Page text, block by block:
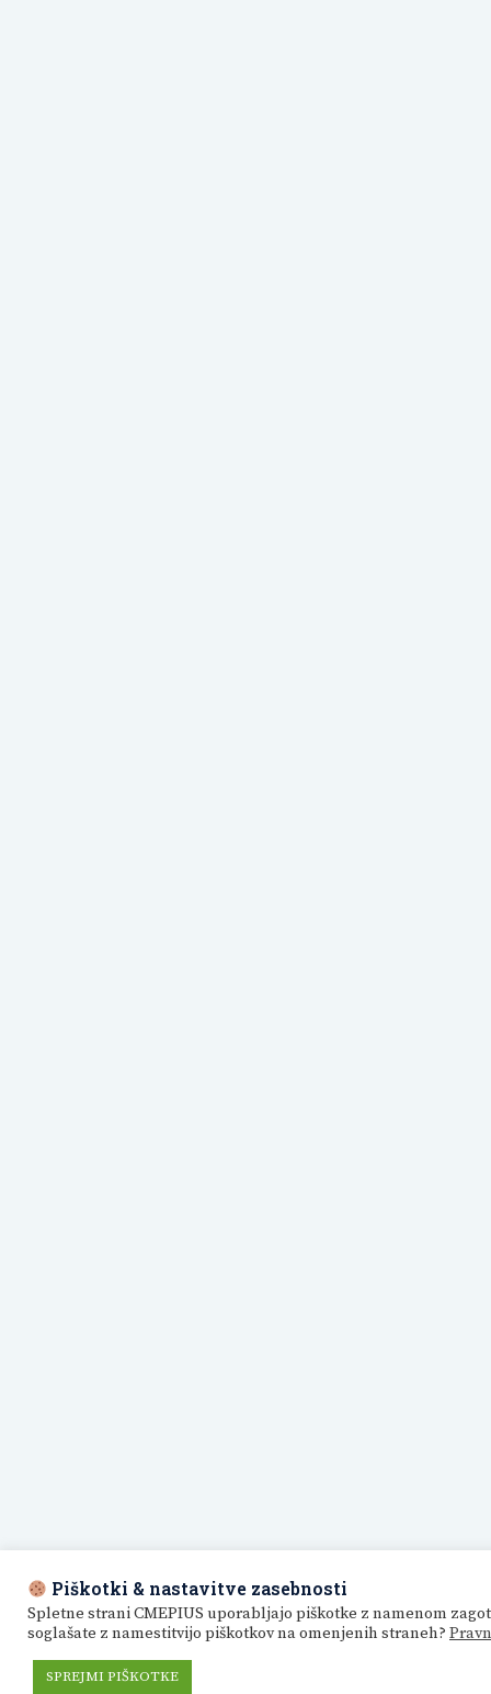
Piškotki & nastavitve zasebnosti
Spletne strani CMEPIUS uporabljajo piškotke z namenom
soglašate z namestitvijo piškotkov na omenjenih straneh?
SPREJMI PIŠKOTKE